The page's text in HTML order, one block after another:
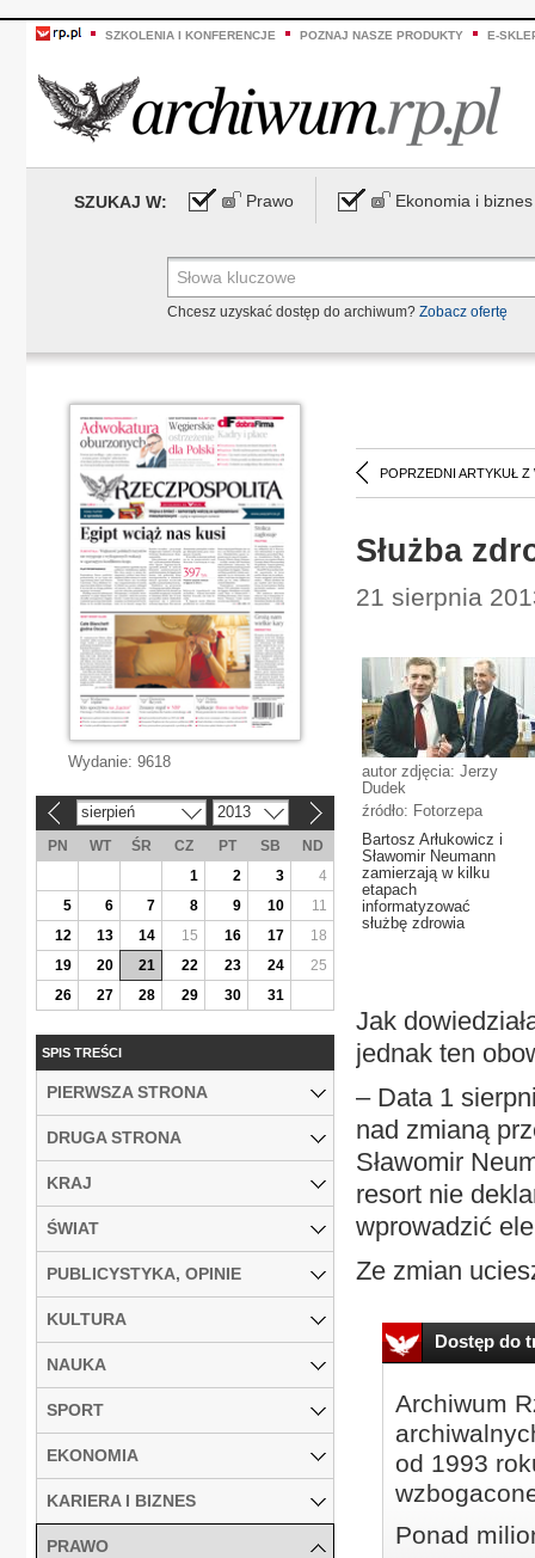
SZKOLENIA I KONFERENCJE POZNAJ NASZE PRODUKTY E-
SZUKAJ W: Prawo Ekonomia i biznes
Chcesz uzyskać dostęp do archiwum? Zobacz ofertę
POPRZEDNI ARTYKUŁ Z
Służba
21 sierpnia
autor zdjęcia: Jerzy
Dudek
źródło: Fotorzepa
Bartosz Arłukowicz i
Sławomir Neumann
zamierzają w kilku
etapach
informatyzować
służbę zdrowia
Jak
jednak ten
– Data 1
nad zmianą
Sławomir
resort nie
wprowadzić
Ze zmian
Dostęp do
Archiwum
od 1993
Ponad
Wydanie: 9618
sierpień 2013
PN WT ŚR CZ PT SB
ND
1
2 3
4
5
6 7 8 9 10
11
12
13 14 15 16 17
18
19
20 21 22 23 24
25
26
27 28 29 30 31
SPIS TREŚCI
PIERWSZA STRONA
DRUGA STRONA
KRAJ
ŚWIAT
PUBLICYSTYKA, OPINIE
KULTURA
NAUKA
SPORT
EKONOMIA
KARIERA I BIZNES
PRAWO